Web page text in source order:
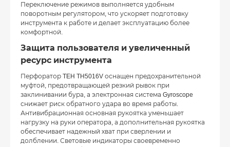
Переключение режимов выполняется удобным
поворотным регулятором, что ускоряет подготовку
инструмента к работе и делает эксплуатацию более
комфортной.
Защита пользователя и увеличенный
ресурс инструмента
Перфоратор TEH TH5016V оснащен предохранительной
муфтой, предотвращающей резкий рывок при
заклинивании бура, а электронная система Gyroscope
снижает риск обратного удара во время работы.
Антивибрационная основная рукоятка уменьшает
нагрузку на руки оператора, а дополнительная рукоятка
обеспечивает надежный хват при сверлении и
долблении. Световые индикаторы своевременно